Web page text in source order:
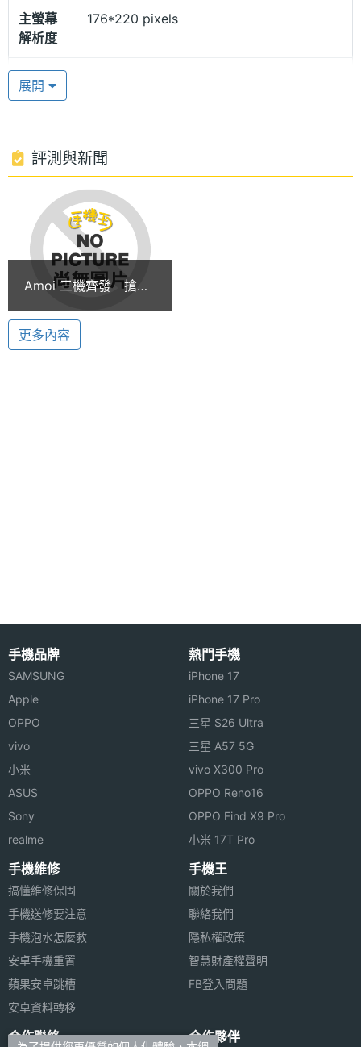
WCDMA 網路的 3G 手機，手機並且支援 USB 傳輸資
料連接傳輸方式，手機鈴聲除了 64 和絃也支援 MP3
的視訊通話功能，但並沒有如大多手機那樣設計兩個
相機鏡頭，而是採用了類似 Sony Ericsson Z800i 的
創意，透過一個可以 180 度旋轉的鏡頭來進行視訊通
話。V600 採用 130 萬畫素的 COMS 相機，可拍出最
大解析度為 1280 × 960 pixels 的照片。
AMOI V600 功能特色:
◎ 摺疊外型設計
※本文為 SOGI 手機王版權所有，未經授權不得轉載使用※
主螢幕
解析度
176*220 pixels
主螢幕
材質
尺寸
副螢幕
解析度
96*96 pixels
副螢幕
CSTN
主螢幕
色彩
26 萬色
ROM儲
存空間
電池容
800 mAh(毫安培)
最大通
話時間
最大待
機時間
機體規格
機身長
展開
評測與新聞
Amoi 三機齊發 搶攻
更多內容
手機品牌
SAMSUNG
Apple
OPPO
vivo
小米
ASUS
Sony
realme
熱門手機
iPhone 17
iPhone 17 Pro
三星 S26 Ultra
三星 A57 5G
vivo X300 Pro
OPPO Reno16
OPPO Find X9 Pro
小米 17T Pro
手機維修
搞懂維修保固
手機送修要注意
手機泡水怎麼救
安卓手機重置
蘋果安卓跳槽
安卓資料轉移
手機王
關於我們
聯絡我們
隱私權政策
智慧財產權聲明
FB登入問題
合作聯絡 合作夥伴